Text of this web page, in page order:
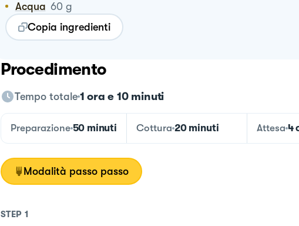
Acqua 60 g
Copia ingredienti
Procedimento
Tempo totale 1 ora e 10 minuti
Preparazione 50 minuti Cottura 20 minuti Attesa 4
Modalità passo passo
STEP 1